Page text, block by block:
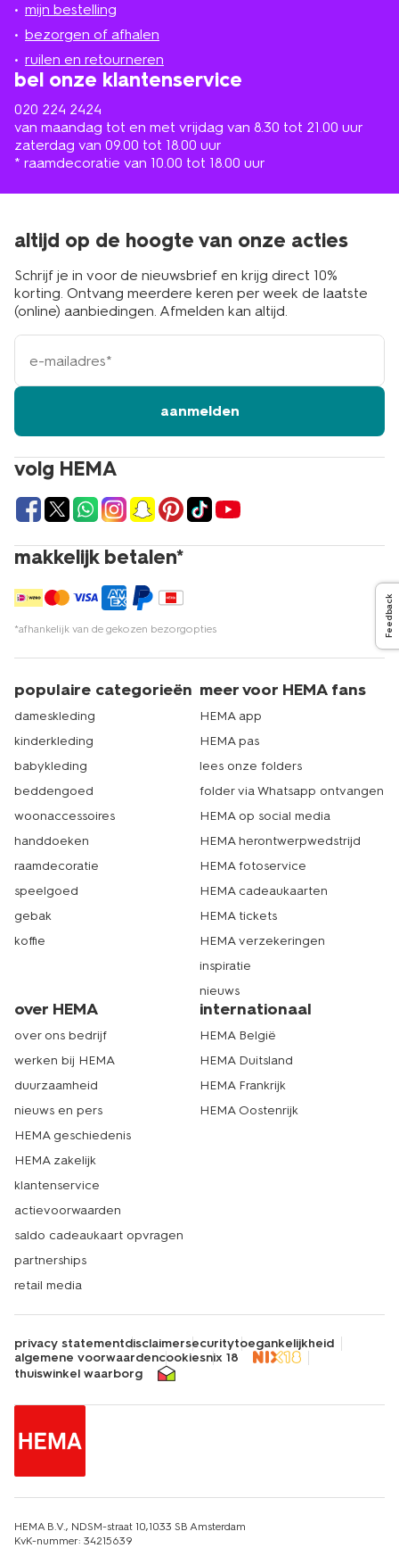
mijn bestelling
bezorgen of afhalen
ruilen en retourneren
bel onze klantenservice
020 224 2424
van maandag tot en met vrijdag van 8.30 tot 21.00 uur
zaterdag van 09.00 tot 18.00 uur
* raamdecoratie van 10.00 tot 18.00 uur
in
de
buurt
volg HEMA
makkelijk betalen*
*afhankelijk van de gekozen bezorgopties
altijd op de hoogte van onze acties
Schrijf je in voor de nieuwsbrief en krijg direct 10%
korting. Ontvang meerdere keren per week de laatste
(online) aanbiedingen. Afmelden kan altijd.
e-
mailadres
aanmelden
populaire categorieën
dameskleding
kinderkleding
babykleding
beddengoed
woonaccessoires
handdoeken
raamdecoratie
speelgoed
gebak
koffie
meer voor HEMA fans
HEMA app
HEMA pas
lees onze folders
folder via Whatsapp ontvangen
HEMA op social media
HEMA herontwerpwedstrijd
HEMA fotoservice
HEMA cadeaukaarten
HEMA tickets
HEMA verzekeringen
inspiratie
nieuws
over HEMA
over ons bedrijf
werken bij HEMA
duurzaamheid
nieuws en pers
HEMA geschiedenis
HEMA zakelijk
klantenservice
actievoorwaarden
saldo cadeaukaart opvragen
partnerships
retail media
internationaal
HEMA België
HEMA Duitsland
HEMA Frankrijk
HEMA Oostenrijk
privacy statementdisclaimersecuritytoegankelijkheid
algemene voorwaardencookiesnix 18
thuiswinkel waarborg
HEMA B.V., NDSM-straat 10,1033 SB Amsterdam
KvK-nummer: 34215639
Feedback